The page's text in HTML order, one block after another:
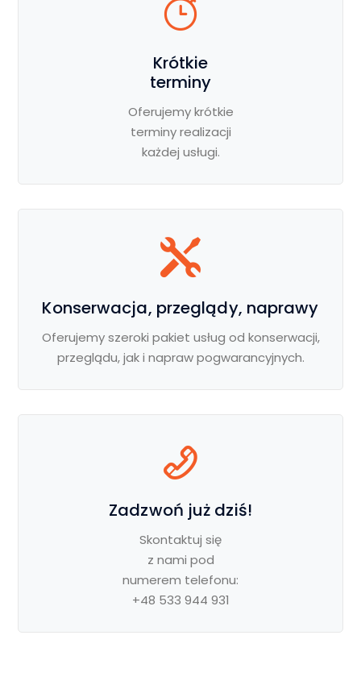
Krótkie
terminy
Oferujemy krótkie
terminy realizacji
każdej usługi.
Konserwacja, przeglądy, naprawy
Oferujemy szeroki pakiet usług od konserwacji,
przeglądu, jak i napraw pogwarancyjnych.
Zadzwoń już dziś!
Skontaktuj się
z nami pod
numerem telefonu:
+48 533 944 931